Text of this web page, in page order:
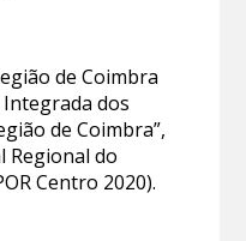
de Coimbra
dos
de Coimbra”,
Regional do
Centro 2020).